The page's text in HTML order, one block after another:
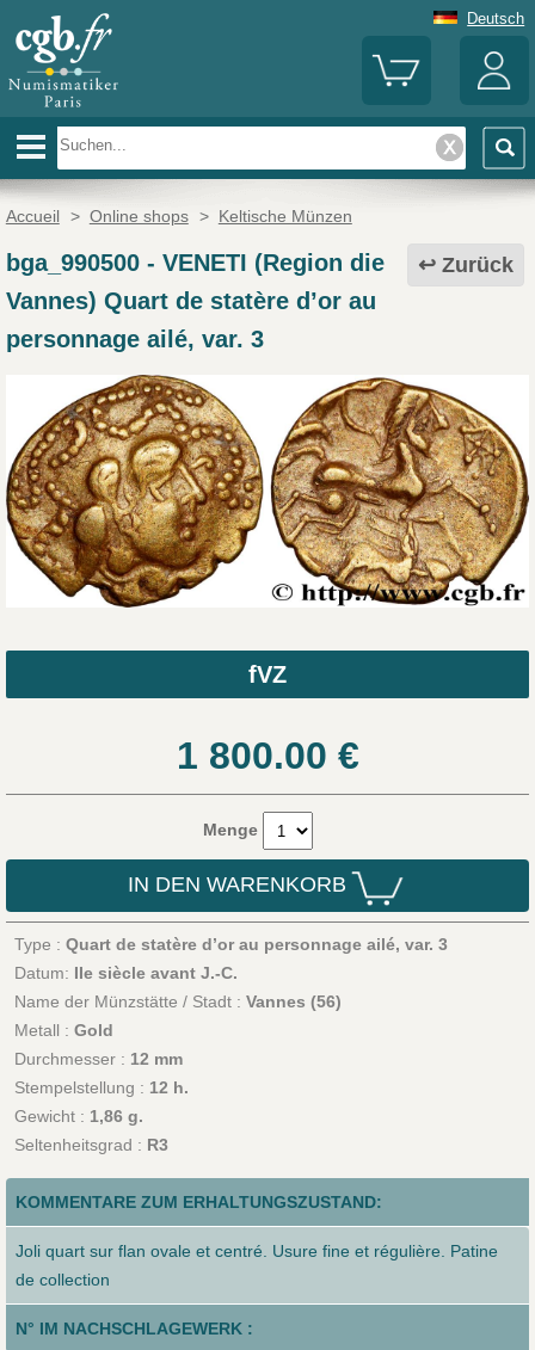
Deutsch
Accueil > Online shops > Keltische Münzen
Zurück
bga_990500- VENETI (Region die
Vannes) Quart de statère d’or au
personnage ailé, var. 3
fVZ
1 800.00 €
Menge
IN DEN WARENKORB
Type : Quart de statère d’or au personnage ailé, var. 3
Datum: IIe siècle avant J.-C.
Name der Münzstätte / Stadt : Vannes (56)
Metall : Gold
Durchmesser : 12 mm
Stempelstellung : 12 h.
Gewicht : 1,86 g.
Seltenheitsgrad : R3
KOMMENTARE ZUM ERHALTUNGSZUSTAND:
Joli quart sur flan ovale et centré. Usure fine et régulière. Patine
de collection
N° IM NACHSCHLAGEWERK :